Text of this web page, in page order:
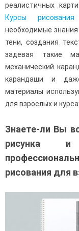
реалистичных
Курсы
необходимые
тени, создания
задевая такие
механический
карандаши и
материалы
для взрослых и
Знаете-ли Вы
рисунка и
рисования для